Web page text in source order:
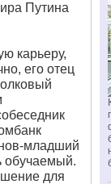
Путина
карьеру,
его отец
младший
обучаемый.
для